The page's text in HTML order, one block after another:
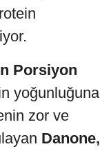
Porsiyon
yoğunluğuna
zor ve
Danone,